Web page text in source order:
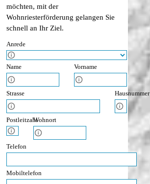
möchten, mit der
Wohnriesterförderung gelangen Sie
schnell an Ihr Ziel.
Anrede
Anrede
Name
Name
Vorname
Vorname
Strasse
Strasse
Hausnummer
Hausnummer
Postleitzahl
Postleitzahl
Wohnort
Wohnort
Telefon
Mobiltelefon